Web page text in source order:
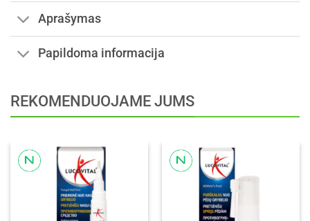
Aprašymas
Papildoma informacija
REKOMENDUOJAME JUMS